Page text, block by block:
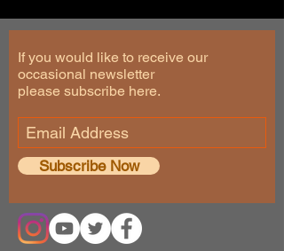
If you would like to receive our
occasional newsletter
please subscribe here.
Subscribe Now